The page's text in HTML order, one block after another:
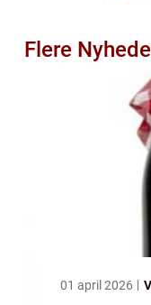
Flere
01 april 2026